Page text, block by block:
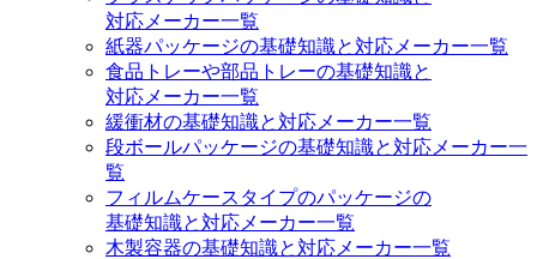
対応メーカー一覧
紙器パッケージの基礎知識と対応メーカー一覧
食品トレーや部品トレーの基礎知識と
対応メーカー一覧
緩衝材の基礎知識と対応メーカー一覧
段ボールパッケージの基礎知識と対応メーカー一
覧
フィルムケースタイプのパッケージの
基礎知識と対応メーカー一覧
木製容器の基礎知識と対応メーカー一覧